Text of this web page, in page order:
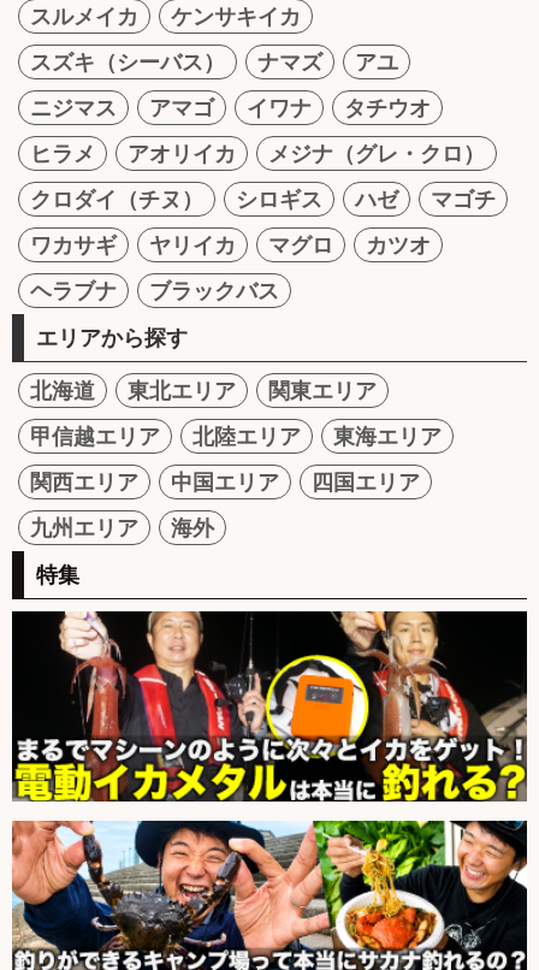
スルメイカ
ケンサキイカ
スズキ（シーバス）
ナマズ
アユ
ニジマス
アマゴ イワナ
タチウオ
ヒラメ
アオリイカ
メジナ（グレ・クロ）
クロダイ（チヌ）
シロギス ハゼ
マゴチ
ワカサギ
ヤリイカ マグロ
カツオ
ヘラブナ
ブラックバス
エリアから探す
北海道 東北エリア
関東エリア
甲信越エリア
北陸エリア
東海エリア
関西エリア
中国エリア
四国エリア
九州エリア
海外
特集